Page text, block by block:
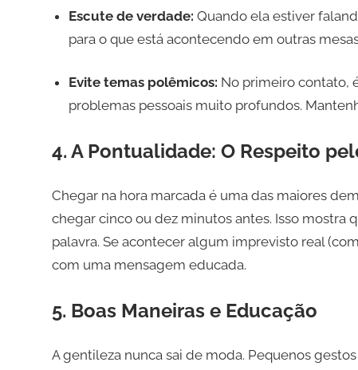
Escute de verdade: Quando ela estiver
para o que está acontecendo em outras
Evite temas polêmicos: No primeiro contato,
problemas pessoais muito profundos.
4. A Pontualidade: O Respeito
Chegar na hora marcada é uma das maiores
chegar cinco ou dez minutos antes. Isso mostra
palavra. Se acontecer algum imprevisto real
com uma mensagem educada.
5. Boas Maneiras e Educação
A gentileza nunca sai de moda. Pequenos